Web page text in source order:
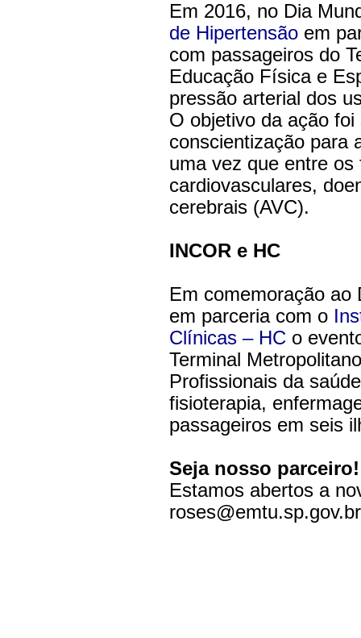
Em 2016, no Dia
de Hipertensão em
com passageiros do
Educação Física e
pressão arterial dos
O objetivo da ação
conscientização para
uma vez que entre
cardiovasculares,
cerebrais (AVC).
INCOR e HC
Em comemoração ao
em parceria com o
Clínicas – HC o
Terminal
Profissionais da
fisioterapia,
passageiros em seis
Seja nosso
Estamos abertos a
roses@emtu.sp.gov.br